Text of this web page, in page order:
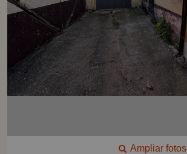
Ampliar fotos